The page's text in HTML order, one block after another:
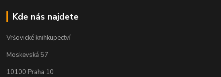
Kde nás najdete
Vršovické knihkupectví
Moskevská 57
10100 Praha 10